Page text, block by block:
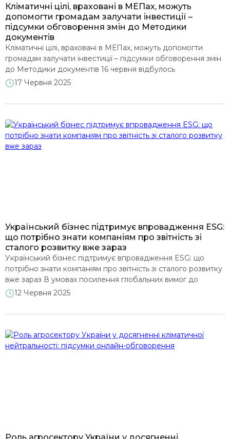
Кліматичні цілі, враховані в МЕПах, можуть
допомогти громадам залучати інвестиції –
підсумки обговорення змін до Методики
документів
Кліматичні цілі, враховані в МЕПах, можуть допомогти
громадам залучати інвестиції – підсумки обговорення змін
до Методики документів 16 червня відбулось
обговорення кліматичної складової проєкту змін до
(МЕП). Це вже друга дискусія, організована DiXi Group в
для енергетичного переходу» за підтримки
Європейського Кліматичного Фонду (ECF). Реалізуючи […]
17 Червня 2025
Український бізнес підтримує впровадження ESG:
що потрібно знати компаніям про звітність зі
сталого розвитку вже зараз
Український бізнес підтримує впровадження ESG: що
потрібно знати компаніям про звітність зі сталого розвитку
вже зараз В умовах посилення глобальних вимог до
прозорості та сталості бізнесу, українські компанії активно
онлайн-заходу Офісу зеленого переходу: “Практики
до вимог Директиви про корпоративну […]
12 Червня 2025